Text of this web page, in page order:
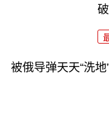
被俄导弹天天“洗地